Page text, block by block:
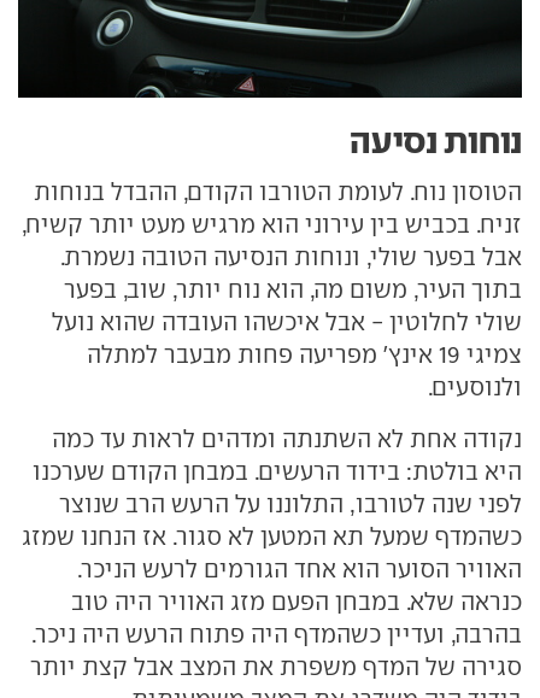
נוחות נסיעה
הטוסון נוח. לעומת הטורבו הקודם, ההבדל בנוחות
זניח. בכביש בין עירוני הוא מרגיש מעט יותר קשיח,
אבל בפער שולי, ונוחות הנסיעה הטובה נשמרת.
בתוך העיר, משום מה, הוא נוח יותר, שוב, בפער
שולי לחלוטין - אבל איכשהו העובדה שהוא נועל
צמיגי 19 אינץ' מפריעה פחות מבעבר למתלה
ולנוסעים.
נקודה אחת לא השתנתה ומדהים לראות עד כמה
היא בולטת: בידוד הרעשים. במבחן הקודם שערכנו
לפני שנה לטורבו, התלוננו על הרעש הרב שנוצר
כשהמדף שמעל תא המטען לא סגור. אז הנחנו שמזג
האוויר הסוער הוא אחד הגורמים לרעש הניכר.
כנראה שלא. במבחן הפעם מזג האוויר היה טוב
בהרבה, ועדיין כשהמדף היה פתוח הרעש היה ניכר.
סגירה של המדף משפרת את המצב אבל קצת יותר